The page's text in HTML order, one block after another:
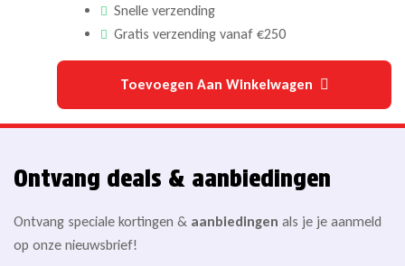
Snelle verzending
Gratis verzending vanaf €250
Toevoegen Aan Winkelwagen
Ontvang deals & aanbiedingen
Ontvang speciale kortingen & aanbiedingen als je je aanmeld
op onze nieuwsbrief!